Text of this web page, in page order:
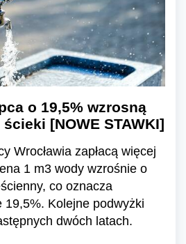
o 19,5% wzrosną
[NOWE STAWKI]
Wrocławia zapłacą więcej
1 m3 wody wzrośnie o
co oznacza
19,5%. Kolejne podwyżki
dwóch latach.